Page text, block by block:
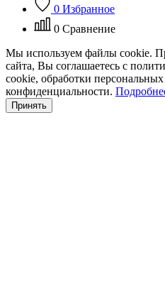
0 Избранное
0 Сравнение
Мы используем файлы cookie.
сайта, Вы соглашаетесь с
cookie, обработки
конфиденциальности.
Принять